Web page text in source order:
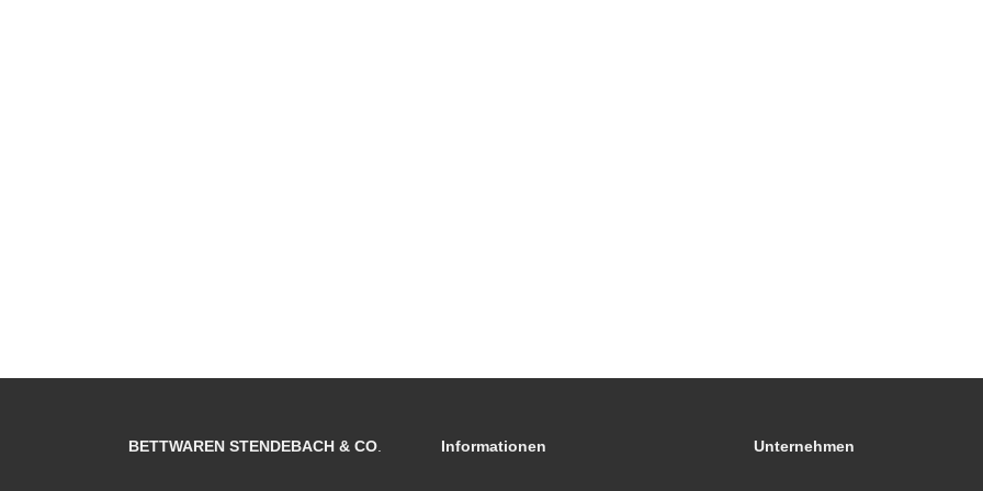
BETTWAREN STENDEBACH & CO. Informationen
Unternehmen